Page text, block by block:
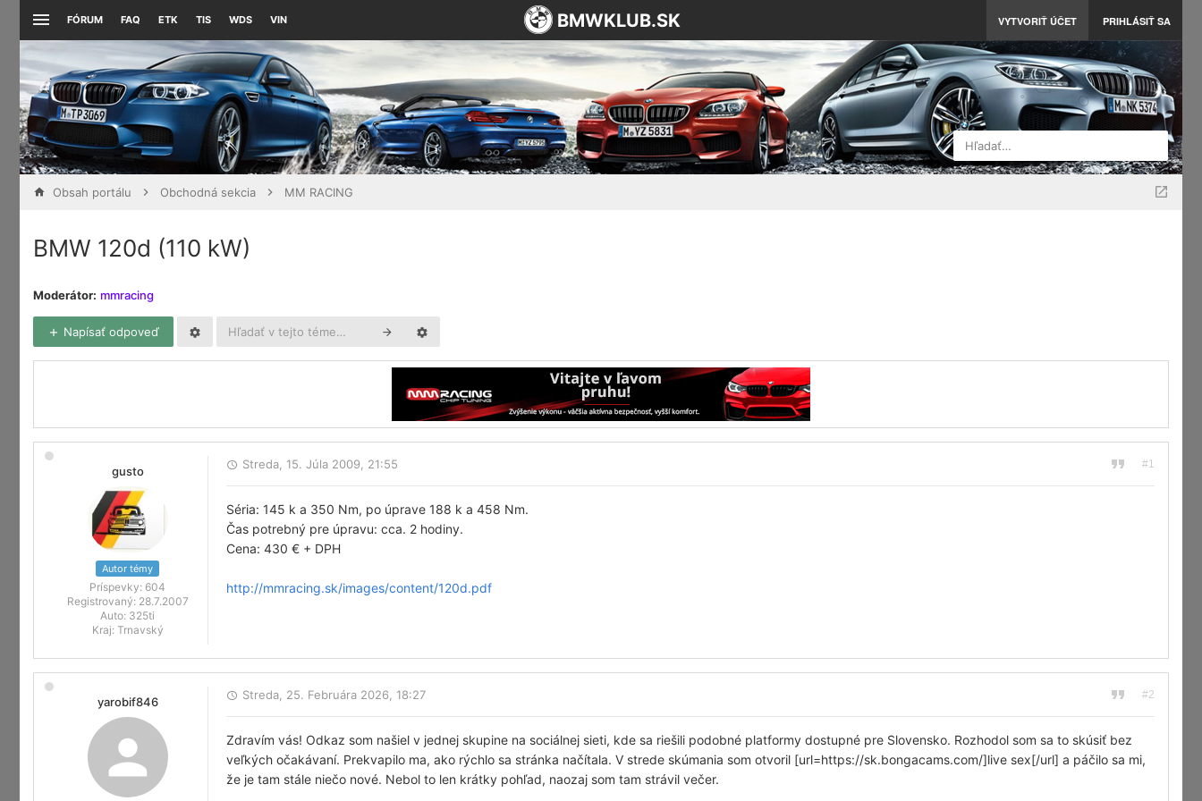
FÓRUM FAQ ETK TIS WDS VIN VYTVORIŤ ÚČET PRIHLÁSIŤ SA
BMWKLUB.SK
Hľadať…
Obsah portálu Obchodná sekcia MM RACING
BMW 120d (110 kW)
Moderátor: mmracing
Napísať odpoveď
gusto
Autor témy
Príspevky: 604
Registrovaný: 28.7.2007
Auto: 325ti
Kraj:Trnavský
#1
Streda, 15. Júla 2009, 21:55
Séria: 145 k a 350 Nm, po úprave 188 k a 458 Nm.
Čas potrebný pre úpravu: cca. 2 hodiny.
Cena: 430 € + DPH
http://mmracing.sk/images/content/120d.pdf
yarobif846 #2
Streda, 25. Februára 2026, 18:27
Zdravím vás! Odkaz som našiel v jednej skupine na sociálnej sieti, kde sa riešili podobné platformy dostupné pre Slovensko. Rozhodol som sa to skúsiť bez
veľkých očakávaní. Prekvapilo ma, ako rýchlo sa stránka načítala. V strede skúmania som otvoril [url=https://sk.bongacams.com/]live sex[/url] a páčilo sa mi,
že je tam stále niečo nové. Nebol to len krátky pohľad, naozaj som tam strávil večer.